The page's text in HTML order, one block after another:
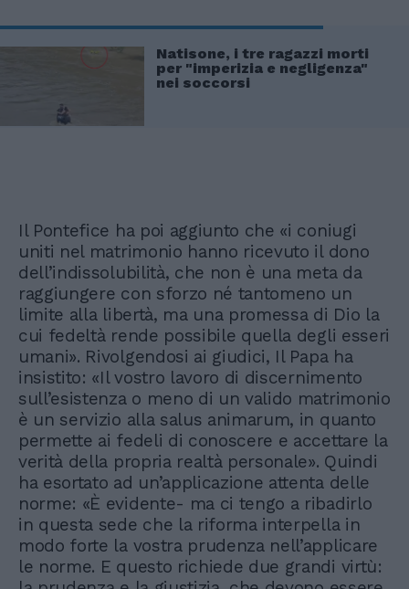
Natisone, i tre ragazzi morti
per "imperizia e negligenza"
nei soccorsi
Il Pontefice ha poi aggiunto che «i coniugi
uniti nel matrimonio hanno ricevuto il dono
dell’indissolubilità, che non è una meta da
raggiungere con sforzo né tantomeno un
limite alla libertà, ma una promessa di Dio la
cui fedeltà rende possibile quella degli esseri
umani». Rivolgendosi ai giudici, Il Papa ha
insistito: «Il vostro lavoro di discernimento
sull’esistenza o meno di un valido matrimonio
è un servizio alla salus animarum, in quanto
permette ai fedeli di conoscere e accettare la
verità della propria realtà personale». Quindi
ha esortato ad un’applicazione attenta delle
norme: «È evidente- ma ci tengo a ribadirlo
in questa sede che la riforma interpella in
modo forte la vostra prudenza nell’applicare
le norme. E questo richiede due grandi virtù: